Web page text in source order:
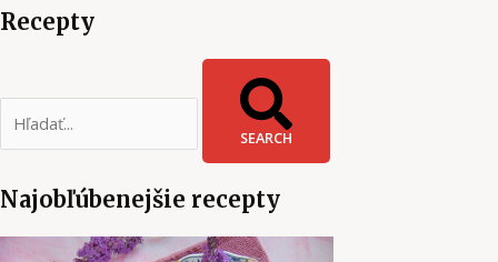
Recepty
SEARCH
Najobľúbenejšie recepty